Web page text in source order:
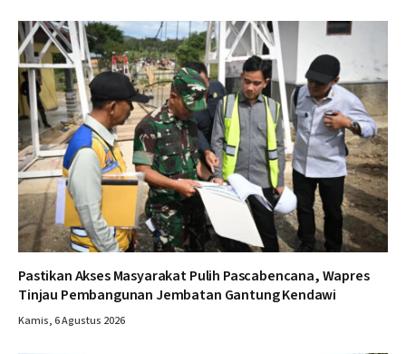
Pastikan Akses Masyarakat Pulih Pascabencana, Wapres
Tinjau Pembangunan Jembatan Gantung Kendawi
Kamis, 6 Agustus 2026